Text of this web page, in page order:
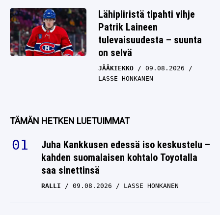
Lähipiiristä tipahti vihje
Patrik Laineen
tulevaisuudesta – suunta
on selvä
JÄÄKIEKKO
09.08.2026
LASSE HONKANEN
TÄMÄN HETKEN LUETUIMMAT
Juha Kankkusen edessä iso keskustelu –
kahden suomalaisen kohtalo Toyotalla
saa sinettinsä
RALLI 09.08.2026 LASSE HONKANEN